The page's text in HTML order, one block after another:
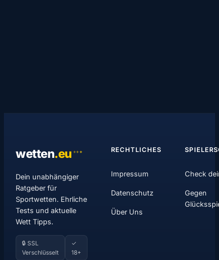
wetten.eu ✦✦ ✦
Dein unabhängiger
Ratgeber für
Sportwetten. Ehrliche
Tests und aktuelle
Wett Tipps.
🔒 SSL
Verschlüsselt
✓
18+
RECHTLICHES
Impressum
Datenschutz
Über Uns
Check
Gegen